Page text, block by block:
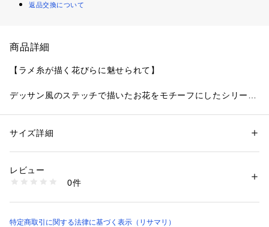
返品交換について
商品詳細
【ラメ糸が描く花びらに魅せられて】
デッサン風のステッチで描いたお花をモチーフにしたシリーズ
をほどこし、レースの立体感を演出して華麗な印象に。線画の
ザインに仕上がりました。
さりげなく輝くラメ糸や、リボン中央にはパールチャームをあ
もポイントです。
性別：レディース
素材：ナイロン・ポリエステル・ポリウレタン
商品番号：
N05-68621 （ショップ）
サイズ詳細
レビュー
0件
特定商取引に関する法律に基づく表示（リサマリ）